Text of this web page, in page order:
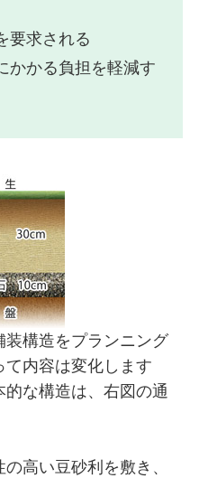
要求される
かかる負担を軽減す
装構造をプランニング
て内容は変化します
な構造は、右図の通
高い豆砂利を敷き、